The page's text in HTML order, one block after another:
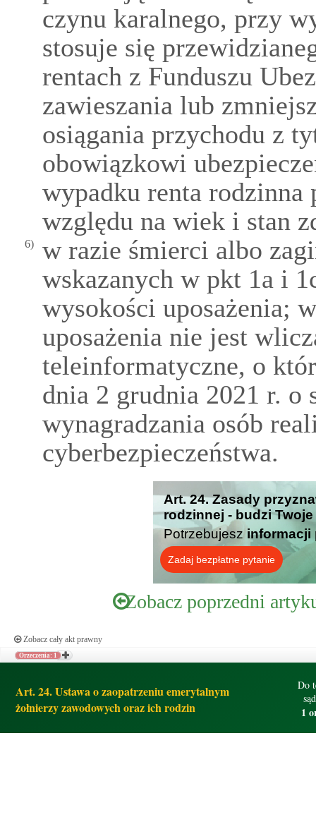
czynu karalnego, przy
stosuje się
rentach z Funduszu
zawieszania lub
osiągania przychodu z
obowiązkowi
wypadku renta rodzinna
względu na wiek i stan
6)
w razie śmierci albo
wskazanych w pkt 1a i
wysokości uposażenia;
uposażenia nie jest
teleinformatyczne, o
dnia 2 grudnia 2021 r. o
wynagradzania osób
cyberbezpieczeństwa.
Art. 24. Zasady
rodzinnej - budzi
Potrzebujesz informacji
Zadaj bezpłatne pytanie
Zobacz poprzedni
Zobacz cały akt prawny
Orzeczenia: 1
Art. 24. Ustawa o zaopatrzeniu emerytalnym
żołnierzy zawodowych oraz ich rodzin
Do
1